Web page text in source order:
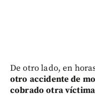
De otro lado, en
otro accidente de
cobrado otra